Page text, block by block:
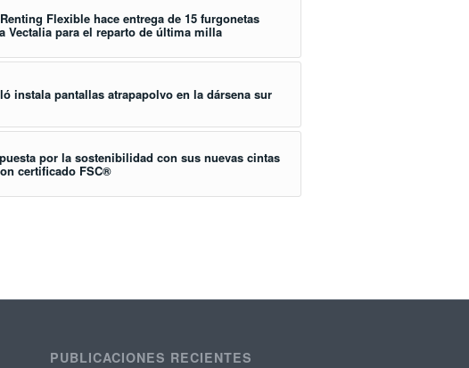
Flexible hace entrega de 15 furgonetas
Vectalia para el reparto de última milla
instala pantallas atrapapolvo en la dársena sur
por la sostenibilidad con sus nuevas cintas
certificado FSC®
PUBLICACIONES RECIENTES